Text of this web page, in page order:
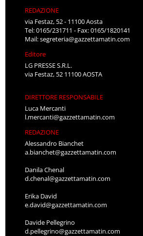
REDAZIONE
via Festaz, 52 - 11100 Aosta
Tel: 0165/231711 - Fax: 0165/1820141
Mail:segreteria@gazzettamatin.com
Editore
LG PRESSE S.R.L.
via Festaz, 52 11100 AOSTA
DIRETTORE RESPONSABILE
Luca Mercanti
l.mercanti@gazzettamatin.com
REDAZIONE
Alessandro Bianchet
a.bianchet@gazzettamatin.com
Danila Chenal
d.chenal@gazzettamatin.com
Erika David
e.david@gazzettamatin.com
Davide Pellegrino
d.pellegrino@gazzettamatin.com